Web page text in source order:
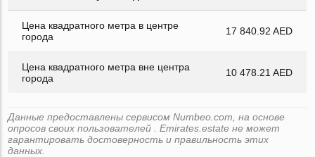
Цена квадратного метра в центре
города
17 840.92 AED
Цена квадратного метра вне центра
города
10 478.21 AED
Данные предоставлены сервисом Numbeo.com, на основе
опросов своих пользователей . Emirates.estate не может
гарантировать достоверность и правильность этих
данных.